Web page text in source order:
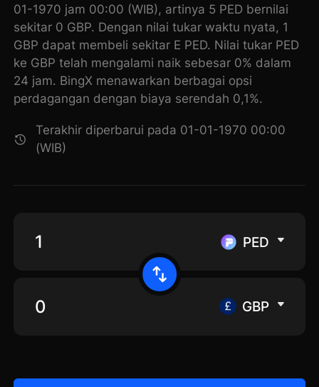
01-1970 jam 00:00 (WIB), artinya 5 PED bernilai
sekitar 0 GBP. Dengan nilai tukar waktu nyata, 1
GBP dapat membeli sekitar E PED. Nilai tukar PED
ke GBP telah mengalami naik sebesar 0% dalam
24 jam. BingX menawarkan berbagai opsi
perdagangan dengan biaya serendah 0,1%.
Terakhir diperbarui pada 01-01-1970 00:00
(WIB)
PED
GBP